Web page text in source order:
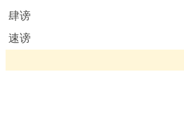
肆谤
速谤